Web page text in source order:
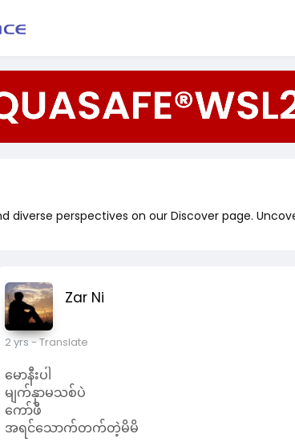
diverse perspectives on our Discover page.
Zar Ni
2 yrs- Translate
မောနီးပါ
မျက်နှာမသစ်ပဲ
ကော်ဖီ
အရင်သောက်တက်တဲ့မိမိ